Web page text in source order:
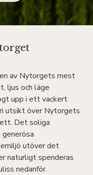
av Nytorgets mest
ljus och läge
upp i ett vackert
utsikt över Nytorgets
Det soliga
utöver det
naturligt spenderas
nedanför.